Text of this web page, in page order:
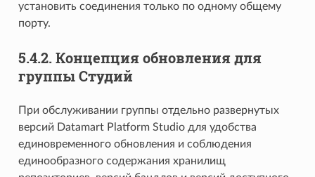
установить соединения только по одному общему
порту.
5.4.2. Концепция обновления для
группы Cтудий
При обслуживании группы отдельно развернутых
версий Datamart Platform Studio для удобства
единовременного обновления и соблюдения
единообразного содержания хранилищ